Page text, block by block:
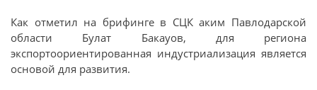
Как отметил на брифинге в СЦК аким Павлодарской
области Булат Бакауов, для региона
экспортоориентированная индустриализация является
основой для развития.